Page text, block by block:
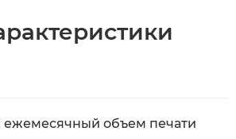
объем печати